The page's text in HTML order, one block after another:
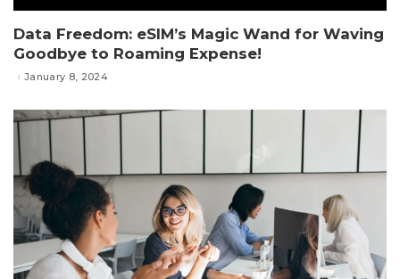
Data Freedom: eSIM’s Magic Wand for Waving
Goodbye to Roaming Expense!
January 8, 2024